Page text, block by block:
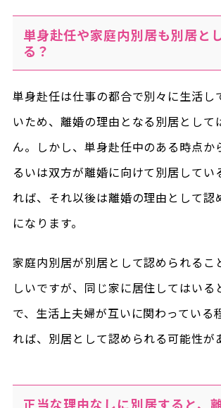
単身赴任や家庭内別居も別居と
る？
単身赴任は仕事の都合で別々に生活し
いため、離婚の理由となる別居として
ん。しかし、単身赴任中のある時点か
るいは双方が離婚に向けて別居してい
れば、それ以後は離婚の理由として認
になります。
家庭内別居が別居として認められるこ
しいですが、同じ家に居住してはいる
で、生活上夫婦が互いに関わっている
れば、別居として認められる可能性が
正当な理由なしに別居すると、